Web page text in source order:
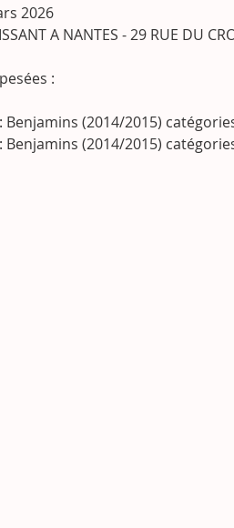
2026
A NANTES - 29 RUE DU
:
(2014/2015)
(2014/2015)